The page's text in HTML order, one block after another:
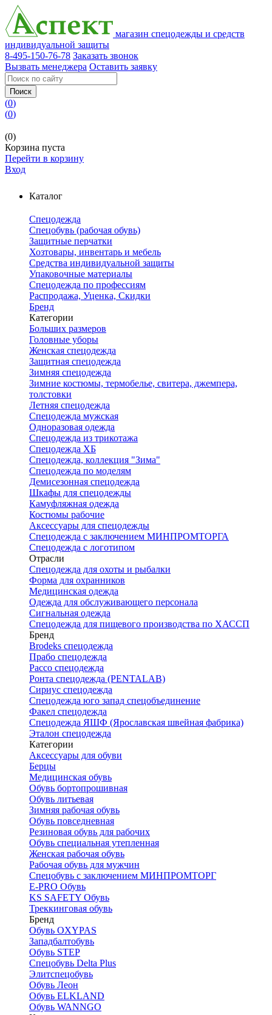
магазин спецодежды и средств
индивидуальной защиты
8-495-150-76-78 Заказать звонок
Вызвать менеджера Оставить заявку
Поиск
(0)
(0)
(0)
Корзина пуста
Перейти в корзину
Вход
Каталог
Спецодежда
Спецобувь (рабочая обувь)
Защитные перчатки
Хозтовары, инвентарь и мебель
Средства индивидуальной защиты
Упаковочные материалы
Спецодежда по профессиям
Распродажа, Уценка, Скидки
Бренд
Категории
Больших размеров
Головные уборы
Женская спецодежда
Защитная спецодежда
Зимняя спецодежда
Зимние костюмы, термобелье, свитера, джемпера,
толстовки
Летняя спецодежда
Спецодежда мужская
Одноразовая одежда
Спецодежда из трикотажа
Спецодежда ХБ
Спецодежда, коллекция "Зима"
Спецодежда по моделям
Демисезонная спецодежда
Шкафы для спецодежды
Камуфляжная одежда
Костюмы рабочие
Аксессуары для спецодежды
Спецодежда с заключением МИНПРОМТОРГА
Спецодежда с логотипом
Отрасли
Спецодежда для охоты и рыбалки
Форма для охранников
Медицинская одежда
Одежда для обслуживающего персонала
Сигнальная одежда
Спецодежда для пищевого производства по ХАССП
Бренд
Brodeks спецодежда
Прабо спецодежда
Рассо спецодежда
Ронта спецодежда (PENTALAB)
Сириус спецодежда
Спецодежда юго запад спецобъединение
Факел спецодежда
Спецодежда ЯШФ (Ярославская швейная фабрика)
Эталон спецодежда
Категории
Аксессуары для обуви
Берцы
Медицинская обувь
Обувь бортопрошивная
Обувь литьевая
Зимняя рабочая обувь
Обувь повседневная
Резиновая обувь для рабочих
Обувь специальная утепленная
Женская рабочая обувь
Рабочая обувь для мужчин
Спецобувь с заключением МИНПРОМТОРГ
E-PRO Обувь
KS SAFETY Обувь
Треккинговая обувь
Бренд
Обувь OXYPAS
Западбалтобувь
Обувь STEP
Спецобувь Delta Plus
Элитспецобувь
Обувь Леон
Обувь ELKLAND
Обувь WANNGO